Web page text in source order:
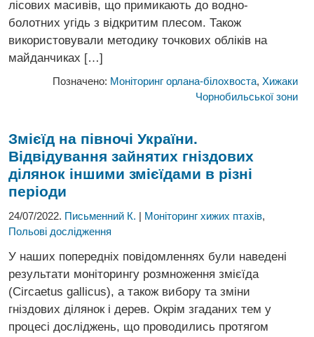
лісових масивів, що примикають до водно-
болотних угідь з відкритим плесом. Також
використовували методику точкових обліків на
майданчиках […]
Позначено: Моніторинг орлана-білохвоста,Хижаки
Чорнобильської зони
Змієїд на півночі України.
Відвідування зайнятих гніздових
ділянок іншими змієїдами в різні
періоди
24/07/2022. Письменний К. | Моніторинг хижих птахів,
Польові дослідження
У наших попередніх повідомленнях були наведені
результати моніторингу розмноження змієїда
(Circaetus gallicus), а також вибору та зміни
гніздових ділянок і дерев. Окрім згаданих тем у
процесі досліджень, що проводились протягом